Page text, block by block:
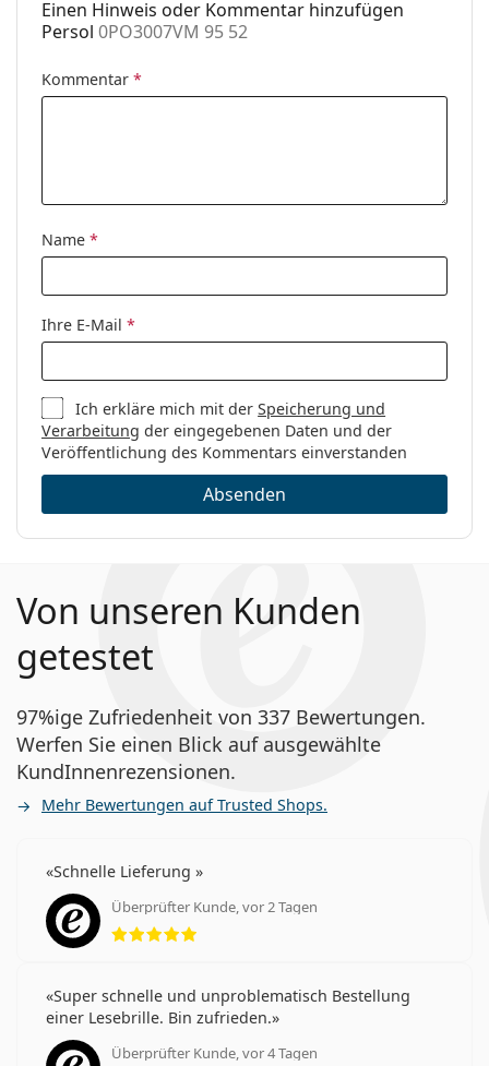
die Anleitung.
Etui:
Ja
Weiteres
Marke:
Persol
Code:
Einen Hinweis oder Kommentar hinzufügen
Persol 0PO3007VM 95 52
Kommentar *
Name *
Ihre E-Mail *
Ich erkläre mich mit derSpeicherung und
Verarbeitung der eingegebenen Daten und der
Veröffentlichung des Kommentars einverstanden
Absenden
Von unseren Kunden
getestet
97%ige Zufriedenheit von 337 Bewertungen.
Werfen Sie einen Blick auf ausgewählte
KundInnenrezensionen.
Mehr Bewertungen auf Trusted Shops.
Schnelle Lieferung
Überprüfter Kunde, vor 2 Tagen
Bewertung 5 aus 5
Super schnelle und unproblematisch Bestellung
einer Lesebrille. Bin zufrieden.
Überprüfter Kunde, vor 4 Tagen